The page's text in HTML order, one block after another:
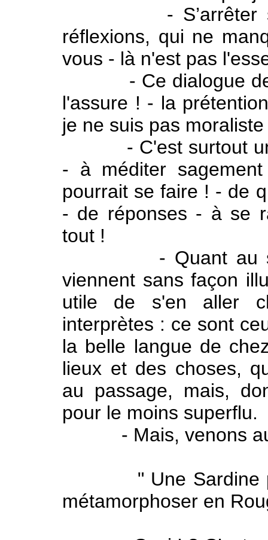
- S’arrêter sur
réflexions, qui ne
vous - là n'est pas
- Ce dialogue de
l'assure ! - la
je ne suis pas
- C'est surtout une
- à méditer
pourrait se faire ! - de
- de réponses - à se
tout !
- Quant au
viennent sans façon
utile de s'en aller
interprètes : ce sont
la belle langue de
lieux et des choses,
au passage, mais,
pour le moins superflu.
- Mais, venons
" Une Sardine
métamorphoser en